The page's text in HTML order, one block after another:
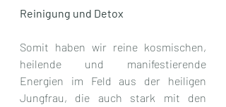
Reinigung und Detox
Somit haben wir reine kosmischen,
heilende und manifestierende
Energien im Feld aus der heiligen
Jungfrau, die auch stark mit den